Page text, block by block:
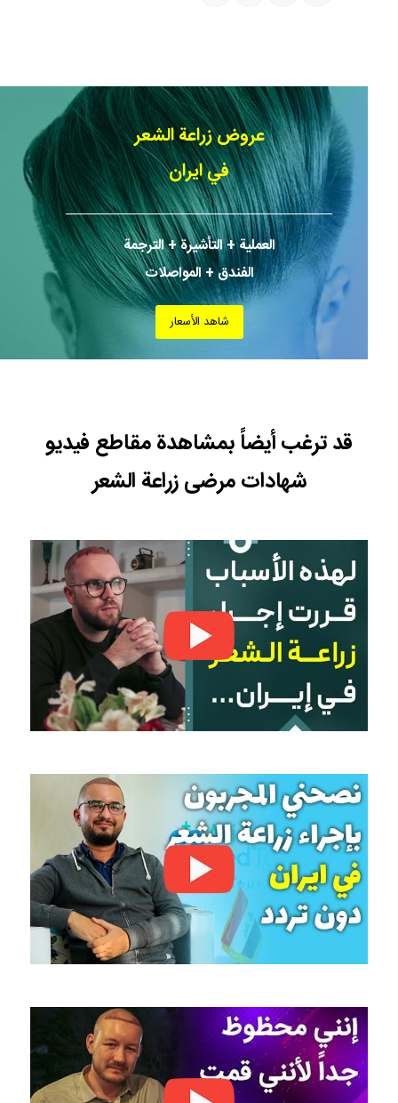
عروض زراعة الشعر
في ايران
العملیة + التأشیرة + الترجمة
الفندق + المواصلات
شاهد الأسعار
قد ترغب أيضاً بمشاهدة مقاطع فيديو
شهادات مرضى زراعة الشعر